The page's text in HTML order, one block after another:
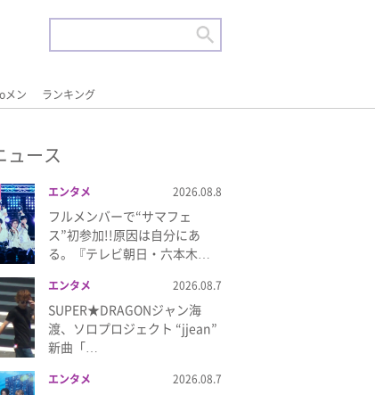
メン ランキング
ュース
エンタメ 2026.08.8
フルメンバーで“サマフェ
ス”初参加!!原因は自分にあ
る。『テレビ朝日・六本木…
エンタメ 2026.08.7
SUPER★DRAGONジャン海
渡、ソロプロジェクト “jjean”
新曲「…
エンタメ 2026.08.7